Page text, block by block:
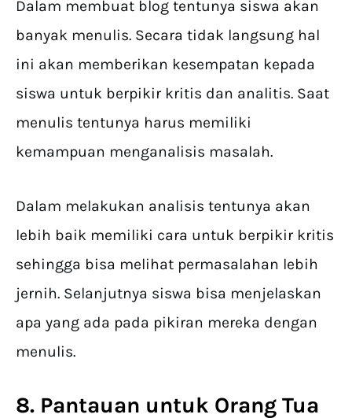
Dalam membuat blog tentunya siswa akan
banyak menulis. Secara tidak langsung hal
ini akan memberikan kesempatan kepada
siswa untuk berpikir kritis dan analitis. Saat
menulis tentunya harus memiliki
kemampuan menganalisis masalah.
Dalam melakukan analisis tentunya akan
lebih baik memiliki cara untuk berpikir kritis
sehingga bisa melihat permasalahan lebih
jernih. Selanjutnya siswa bisa menjelaskan
apa yang ada pada pikiran mereka dengan
menulis.
8. Pantauan untuk Orang Tua